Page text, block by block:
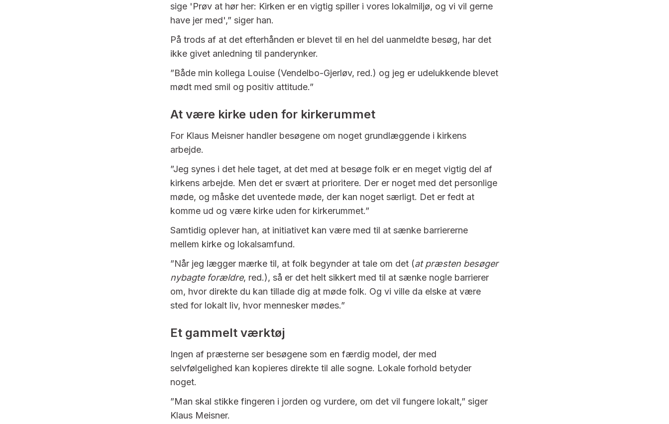
sige 'Prøv at hør her: Kirken er en vigtig spiller i vores lokalmiljø, og vi vil gerne
have jer med',” siger han.
På trods af at det efterhånden er blevet til en hel del uanmeldte besøg, har det
ikke givet anledning til panderynker.
”Både min kollega Louise (Vendelbo-Gjerløv, red.) og jeg er udelukkende blevet
mødt med smil og positiv attitude.”
At være kirke uden for kirkerummet
For Klaus Meisner handler besøgene om noget grundlæggende i kirkens
arbejde.
”Jeg synes i det hele taget, at det med at besøge folk er en meget vigtig del af
kirkens arbejde. Men det er svært at prioritere. Der er noget med det personlige
møde, og måske det uventede møde, der kan noget særligt. Det er fedt at
komme ud og være kirke uden for kirkerummet.”
Samtidig oplever han, at initiativet kan være med til at sænke barriererne
mellem kirke og lokalsamfund.
”Når jeg lægger mærke til, at folk begynder at tale om det (at præsten besøger
nybagte forældre, red.), så er det helt sikkert med til at sænke nogle barrierer
om, hvor direkte du kan tillade dig at møde folk. Og vi ville da elske at være
sted for lokalt liv, hvor mennesker mødes.”
Et gammelt værktøj
Ingen af præsterne ser besøgene som en færdig model, der med
selvfølgelighed kan kopieres direkte til alle sogne. Lokale forhold betyder
noget.
”Man skal stikke fingeren i jorden og vurdere, om det vil fungere lokalt,” siger
Klaus Meisner.